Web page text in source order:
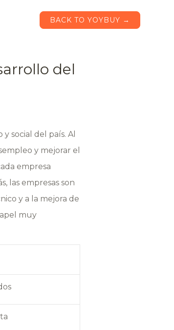
BACK TO YOYBUY →
del
social del país. Al
y mejorar el
empresa
las empresas son
y a la mejora de
muy